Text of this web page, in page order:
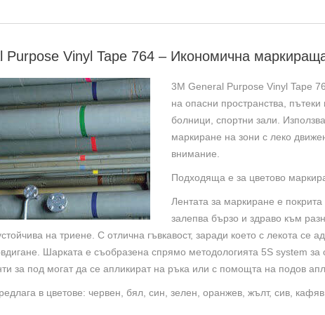
бяла
Purpose Vinyl Tape 764 – Икономична
3M General Purpose Vinyl Tape
на опасни пространства,
болници, спортни зали.
маркиране на зони с леко
внимание.
Подходяща е за цветово
Лентата за маркиране е покрита
залепва бързо и здраво към
на триене. С отлична гъвкавост, заради което с лекота
Шарката е съобразена спрямо методологията 5S system
за под могат да се апликират на ръка или с помощта на подов
в цветове: червен, бял, син, зелен, оранжев, жълт, сив,